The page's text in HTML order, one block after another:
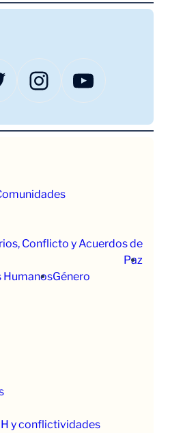
Instagram YouTube
Conflicto y Acuerdos de
Paz
HumanosGénero
y conflictividades